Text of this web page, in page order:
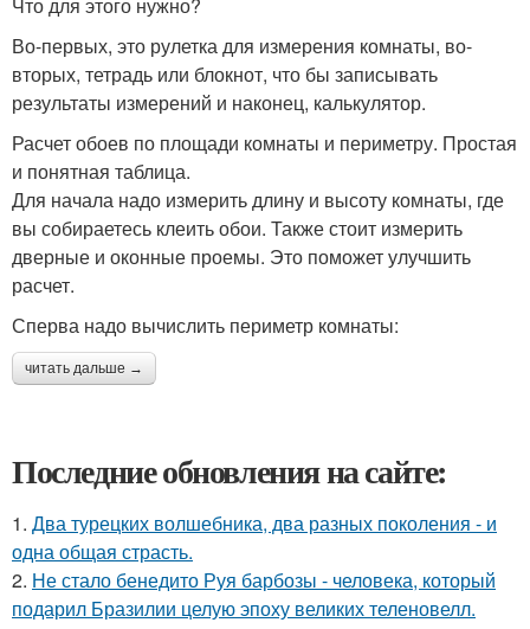
Во-первых, это рулетка для измерения комнаты, во-
вторых, тетрадь или блокнот, что бы записывать
результаты измерений и наконец, калькулятор.
Расчет обоев по площади комнаты и периметру. Простая
и понятная таблица.
Для начала надо измерить длину и высоту комнаты, где
вы собираетесь клеить обои. Также стоит измерить
дверные и оконные проемы. Это поможет улучшить
расчет.
Сперва надо вычислить периметр комнаты:
читать дальше →
Последние обновления на сайте:
1. Два турецких волшебника, два разных поколения - и
одна общая страсть.
2. Не стало бенедито Руя барбозы - человека, который
подарил Бразилии целую эпоху великих теленовелл.